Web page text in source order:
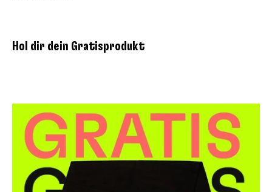
Hol dir dein Gratisprodukt